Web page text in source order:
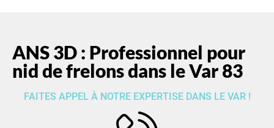
ANS 3D : Professionnel pour
nid de frelons dans le Var 83
FAITES APPEL À NOTRE EXPERTISE DANS LE VAR !